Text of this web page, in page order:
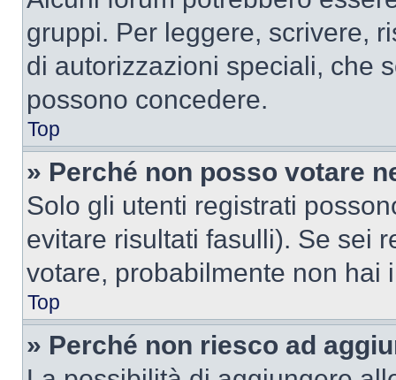
gruppi. Per leggere, scrivere,
di autorizzazioni speciali, che
possono concedere.
Top
» Perché non posso votare
Solo gli utenti registrati
evitare risultati fasulli). Se sei
votare, probabilmente non hai
Top
» Perché non riesco ad